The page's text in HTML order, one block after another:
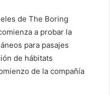
de The Boring
a probar la
para pasajes
de hábitats
de la compañía